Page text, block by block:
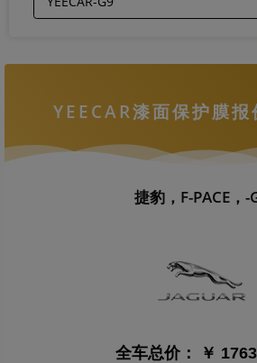
YEECAR漆面保护膜报
捷豹，F-PACE，-
全车总价： ￥